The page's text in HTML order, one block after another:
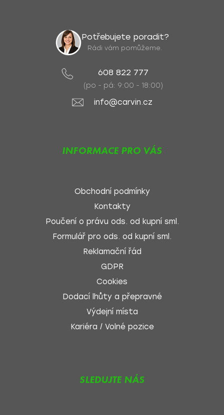
Potřebujete poradit?
Rádi vám pomůžeme.
608 822 777
(po - pá: 9:00 - 18:00)
info@carvin.cz
INFORMACE PRO VÁS
Obchodní podmínky
Kontakty
Poučení o právu ods. od kupní sml.
Formulář pro ods. od kupní sml.
Reklamační řád
GDPR
Cookies
Dodací lhůty a přepravné
Výdejní místa
Kariéra / Volné pozice
SLEDUJTE NÁS